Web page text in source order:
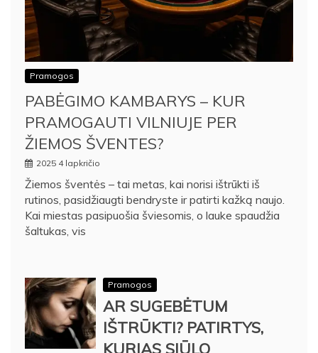
Pramogos
PABĖGIMO KAMBARYS – KUR
PRAMOGAUTI VILNIUJE PER
ŽIEMOS ŠVENTES?
2025 4 lapkričio
Žiemos šventės – tai metas, kai norisi ištrūkti iš
rutinos, pasidžiaugti bendryste ir patirti kažką naujo.
Kai miestas pasipuošia šviesomis, o lauke spaudžia
šaltukas, vis
Pramogos
AR SUGEBĖTUM
IŠTRŪKTI? PATIRTYS,
KURIAS SIŪLO